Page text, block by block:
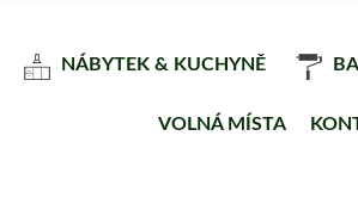
NÁBYTEK & KUCHYNĚ
VOLNÁ MÍSTA